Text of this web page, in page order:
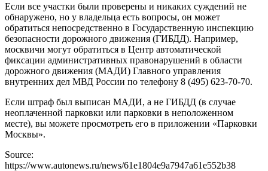
Если все участки были проверены и никаких суждений не
обнаружено, но у владельца есть вопросы, он может
обратиться непосредственно в Государственную инспекцию
безопасности дорожного движения (ГИБДД). Например,
москвичи могут обратиться в Центр автоматической
фиксации административных правонарушений в области
дорожного движения (МАДИ) Главного управления
внутренних дел МВД России по телефону 8 (495) 623-70-70.
Если штраф был выписан МАДИ, а не ГИБДД (в случае
неоплаченной парковки или парковки в неположенном
месте), вы можете просмотреть его в приложении «Парковки
Москвы».
Source:
https://www.autonews.ru/news/61e1804e9a7947a61e552b38